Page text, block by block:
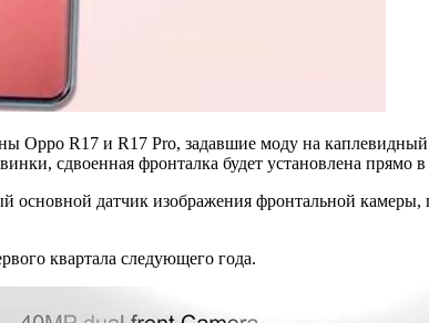
Oppo R17 и R17 Pro, задавшие моду на
сдвоенная фронталка будет установлена прямо в
датчик изображения фронтальной
квартала следующего года.